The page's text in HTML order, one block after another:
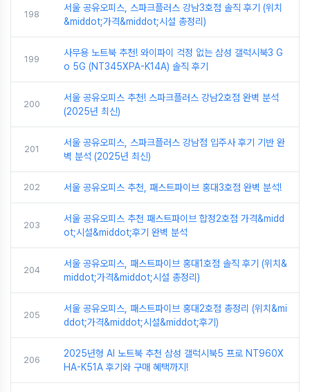
198
서울 공유오피스, 스파크플러스 강남3호점 솔직 후기 (위치
&middot;가격&middot;시설 총정리)
199
사무용 노트북 추천! 와이파이 걱정 없는 삼성 갤럭시북3 G
o 5G (NT345XPA-K14A) 솔직 후기
200
서울 공유오피스 추천! 스파크플러스 강남2호점 완벽 분석
(2025년 최신)
201
서울 공유오피스, 스파크플러스 강남점 입주사 후기 기반 완
벽 분석 (2025년 최신)
202 서울 공유오피스 추천, 패스트파이브 홍대3호점 완벽 분석!
203
서울 공유오피스 추천 패스트파이브 합정2호점 가격&midd
ot;시설&middot;후기 완벽 분석
204
서울 공유오피스, 패스트파이브 홍대1호점 솔직 후기 (위치&
middot;가격&middot;시설 총정리)
205
서울 공유오피스, 패스트파이브 홍대2호점 총정리 (위치&mi
ddot;가격&middot;시설&middot;후기)
206
2025년형 AI 노트북 추천 삼성 갤럭시북5 프로 NT960X
HA-K51A 후기와 구매 혜택까지!